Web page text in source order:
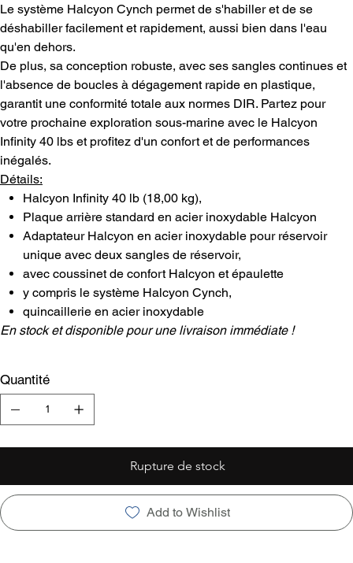
Le système Halcyon Cynch permet de s'habiller et de se
déshabiller facilement et rapidement, aussi bien dans l'eau
qu'en dehors.
De plus, sa conception robuste, avec ses sangles continues et
l'absence de boucles à dégagement rapide en plastique,
garantit une conformité totale aux normes DIR. Partez pour
votre prochaine exploration sous-marine avec le Halcyon
Infinity 40 lbs et profitez d'un confort et de performances
inégalés.
Détails:
Halcyon Infinity 40 lb (18,00 kg),
Plaque arrière standard en acier inoxydable Halcyon
Adaptateur Halcyon en acier inoxydable pour réservoir
unique avec deux sangles de réservoir,
avec coussinet de confort Halcyon et épaulette
y compris le système Halcyon Cynch,
quincaillerie en acier inoxydable
En stock et disponible pour une livraison immédiate !
Quantité
Rupture de stock
Add to Wishlist